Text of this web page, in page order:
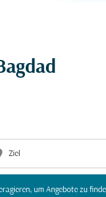
um Angebote zu
Daten